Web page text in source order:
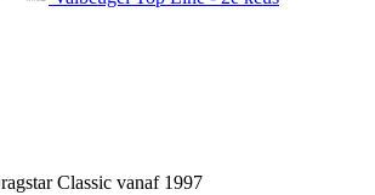
Classic vanaf 1997